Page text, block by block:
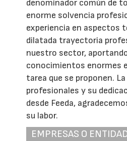
denominador común de
enorme solvencia
experiencia en aspectos
dilatada trayectoria
nuestro sector,
conocimientos enormes
tarea que se proponen.
profesionales y su
desde Feeda,
su labor.
EMPRESAS O